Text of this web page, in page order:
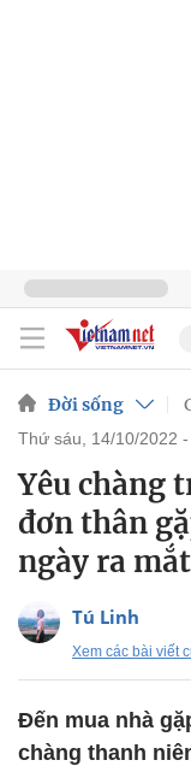
Đời sống
thứ sáu, 14/10/2022 -
Yêu chàng
đơn thân
ngày ra mắt
Tú Linh
Xem các bài viết
Đến mua nhà
chàng thanh